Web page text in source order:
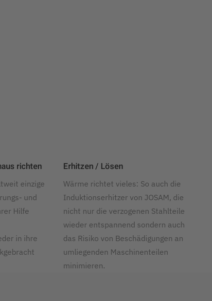
richten
einzige
und
Hilfe
in ihre
Erhitzen / Lösen
Wärme richtet vieles: So auch die
Induktionserhitzer von JOSAM, die
nicht nur die verzogenen Stahlteile
wieder entspannend sondern auch
das Risiko von Beschädigungen an
umliegenden Maschinenteilen
minimieren.